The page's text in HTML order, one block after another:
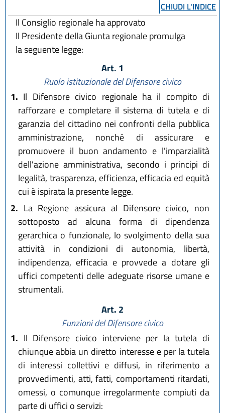
CHIUDI L'INDICE
Il Consiglio regionale ha approvato
Il Presidente della Giunta regionale promulga
la seguente legge:
Art. 1
Ruolo istituzionale del Difensore civico
1. Il Difensore civico regionale ha il compito di
rafforzare e completare il sistema di tutela e di
garanzia del cittadino nei confronti della pubblica
amministrazione, nonché di assicurare e
promuovere il buon andamento e l'imparzialità
dell'azione amministrativa, secondo i principi di
legalità, trasparenza, efficienza, efficacia ed equità
cui è ispirata la presente legge.
2. La Regione assicura al Difensore civico, non
sottoposto ad alcuna forma di dipendenza
gerarchica o funzionale, lo svolgimento della sua
attività in condizioni di autonomia, libertà,
indipendenza, efficacia e provvede a dotare gli
uffici competenti delle adeguate risorse umane e
strumentali.
Art. 2
Funzioni del Difensore civico
1. Il Difensore civico interviene per la tutela di
chiunque abbia un diretto interesse e per la tutela
di interessi collettivi e diffusi, in riferimento a
provvedimenti, atti, fatti, comportamenti ritardati,
omessi, o comunque irregolarmente compiuti da
parte di uffici o servizi: